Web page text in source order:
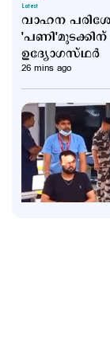
Latest
വാഹന
ഉദ്യോഗസ്ഥര്‍
26 mins ago